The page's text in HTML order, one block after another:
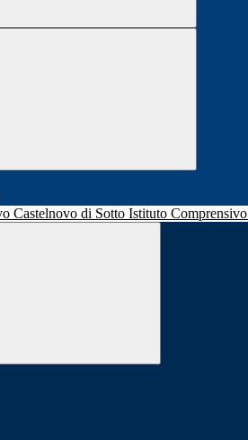
Istituto Comprensivo